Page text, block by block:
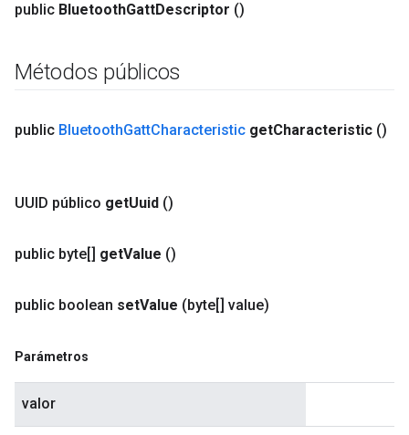
public BluetoothGattDescriptor ()
Métodos públicos
public BluetoothGattCharacteristic getCharacteristic ()
UUID público getUuid ()
public byte[] getValue ()
public boolean setValue (byte[] value)
Parámetros
valor